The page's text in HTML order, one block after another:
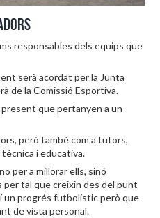
responsables dels equips que
serà acordat per la Junta
de la Comissió Esportiva.
que pertanyen a un
però també com a tutors,
i educativa.
per a millorar ells, sinó
tal que creixin des del punt
un progrés futbolístic però que
de vista personal.